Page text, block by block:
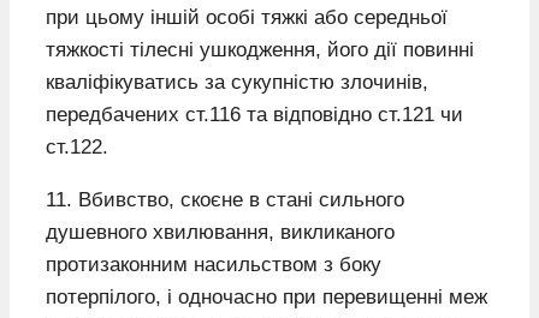
при цьому іншій особі тяжкі або середньої
тяжкості тілесні ушкодження, його дії повинні
кваліфікуватись за сукупністю злочинів,
передбачених ст.116 та відповідно ст.121 чи
ст.122.
11. Вбивство, скоєне в стані сильного
душевного хвилювання, викликаного
протизаконним насильством з боку
потерпілого, і одночасно при перевищенні меж